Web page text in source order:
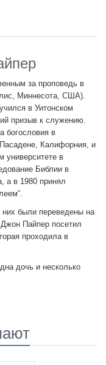
за проповедь в
Миннесота, США).
в Уитонском
призыв к служению.
богословия в
Калифорния, и
университете в
Библии в
а в 1980 принял
них были переведены на
Пайпер посетил
проходила в
дочь и несколько